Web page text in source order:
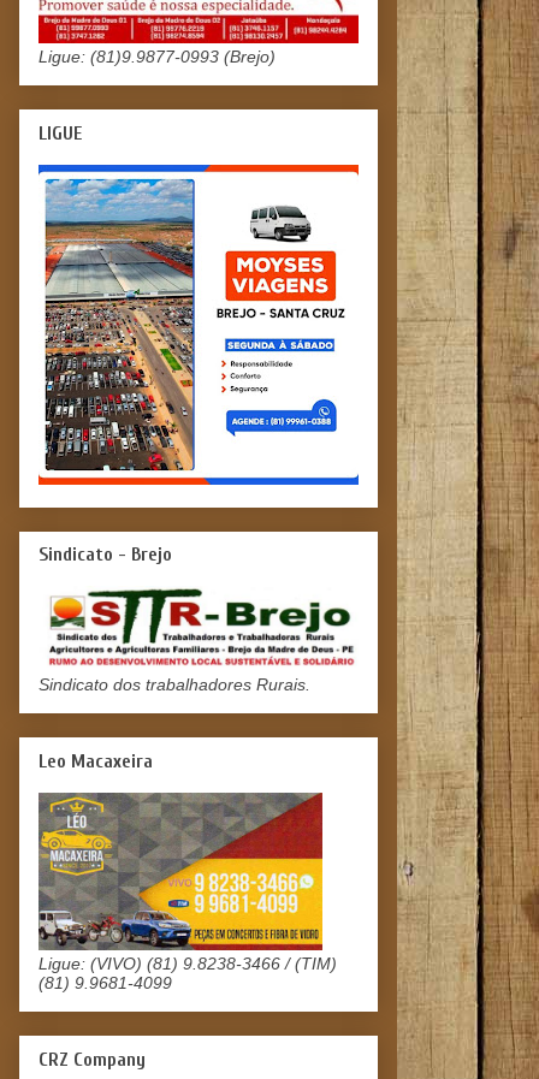
Ligue: (81)9.9877-0993 (Brejo)
LIGUE
Sindicato - Brejo
Sindicato dos trabalhadores Rurais.
Leo Macaxeira
Ligue: (VIVO) (81) 9.8238-3466 / (TIM)
(81) 9.9681-4099
CRZ Company